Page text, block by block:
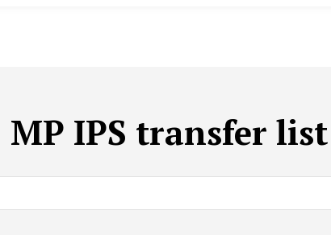
MP IPS transfer list